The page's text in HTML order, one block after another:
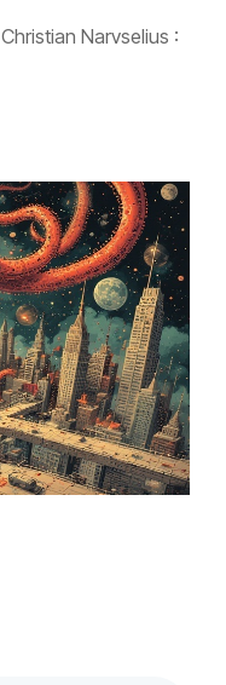
Christian Narvselius :